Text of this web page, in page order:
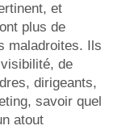
et
plus de
maladroites. Ils
de
dirigeants,
savoir quel
atout